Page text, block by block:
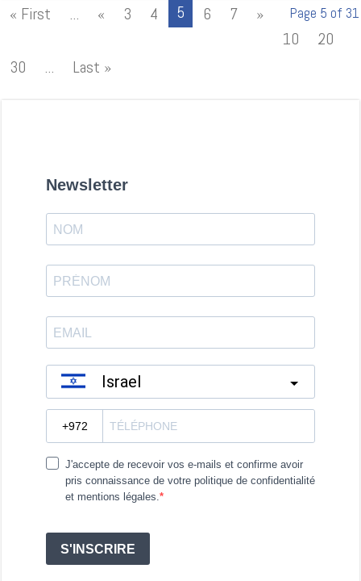
Page 5 of 31
« First ... « 3 4 5 6 7
»
10
20
30
... Last »